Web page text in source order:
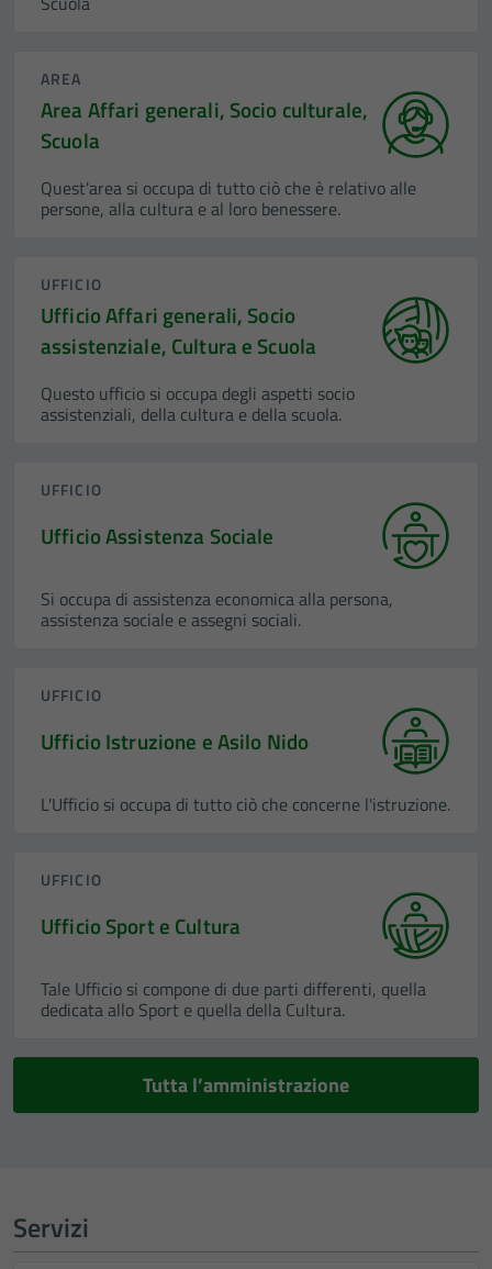
AREA
Area Affari generali, Socio culturale,
Scuola
Quest'area si occupa di tutto ciò che è relativo alle
persone, alla cultura e al loro benessere.
UFFICIO
Ufficio Affari generali, Socio
assistenziale, Cultura e Scuola
Questo ufficio si occupa degli aspetti socio
assistenziali, della cultura e della scuola.
UFFICIO
Ufficio Assistenza Sociale
Si occupa di assistenza economica alla persona,
assistenza sociale e assegni sociali.
UFFICIO
Ufficio Istruzione e Asilo Nido
L'Ufficio si occupa di tutto ciò che concerne l'istruzione.
UFFICIO
Ufficio Sport e Cultura
Tale Ufficio si compone di due parti differenti, quella
dedicata allo Sport e quella della Cultura.
Tutta l’amministrazione
Servizi